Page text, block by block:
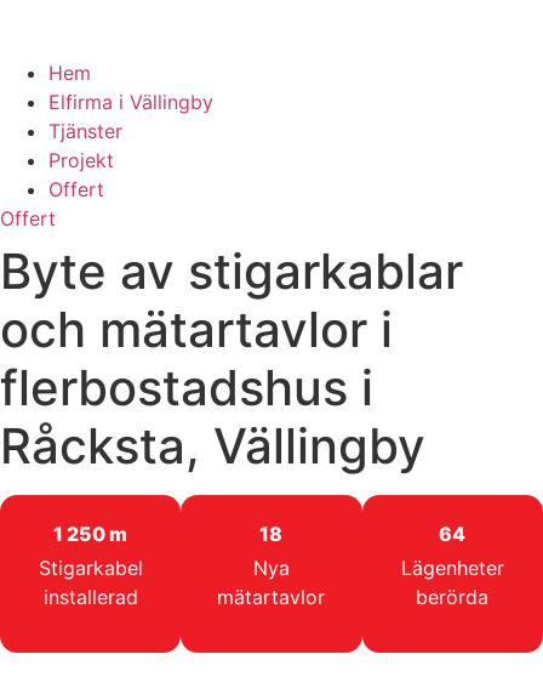
Hem
Elfirma i Vällingby
Tjänster
Projekt
Offert
Offert
Byte av stigarkablar
och mätartavlor i
flerbostadshus i
Råcksta, Vällingby
1 250 m
Stigarkabel
installerad
18
Nya
mätartavlor
64
Lägenheter
berörda